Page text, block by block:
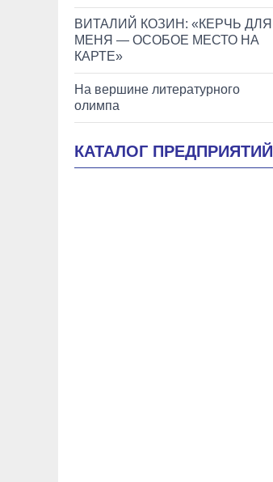
ВИТАЛИЙ КОЗИН: «КЕРЧЬ ДЛЯ
МЕНЯ — ОСОБОЕ МЕСТО НА
КАРТЕ»
На вершине литературного
олимпа
КАТАЛОГ ПРЕДПРИЯТИЙ